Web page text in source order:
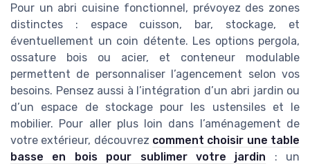
Pour un abri cuisine fonctionnel, prévoyez des zones
distinctes : espace cuisson, bar, stockage, et
éventuellement un coin détente. Les options pergola,
ossature bois ou acier, et conteneur modulable
permettent de personnaliser l’agencement selon vos
besoins. Pensez aussi à l’intégration d’un abri jardin ou
d’un espace de stockage pour les ustensiles et le
mobilier. Pour aller plus loin dans l’aménagement de
votre extérieur, découvrez comment choisir une table
basse en bois pour sublimer votre jardin : un